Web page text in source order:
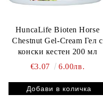
HuncaLife Bioten Horse
Chestnut Gel-Cream Гел с
конски кестен 200 мл
€3.07
6.00лв.